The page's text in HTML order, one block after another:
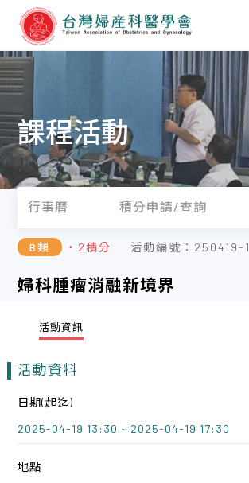
課程活動
行事曆 積分申請/查詢
B類 ・2積分 活動編號：250419-1
婦科腫瘤消融新境界
活動資訊
活動資料
日期(起迄)
2025-04-19 13:30 ~ 2025-04-19 17:30
地點